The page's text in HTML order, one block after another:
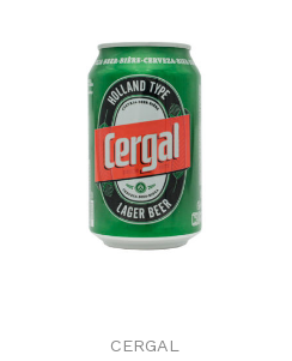
CERGAL